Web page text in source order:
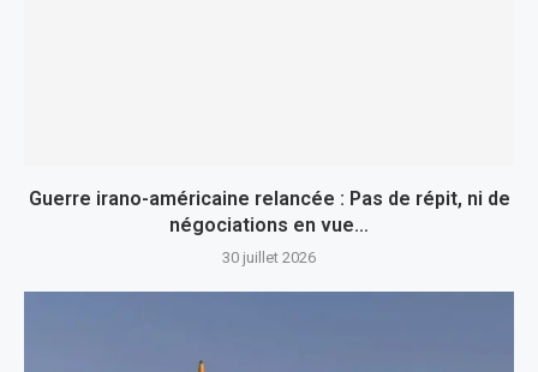
Guerre irano-américaine relancée : Pas de répit, ni de
négociations en vue…
30 juillet 2026